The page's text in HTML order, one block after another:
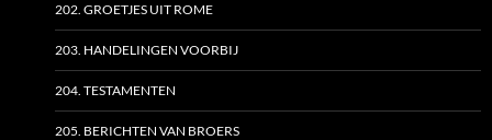
202. GROETJES UIT ROME
203. HANDELINGEN VOORBIJ
204. TESTAMENTEN
205. BERICHTEN VAN BROERS